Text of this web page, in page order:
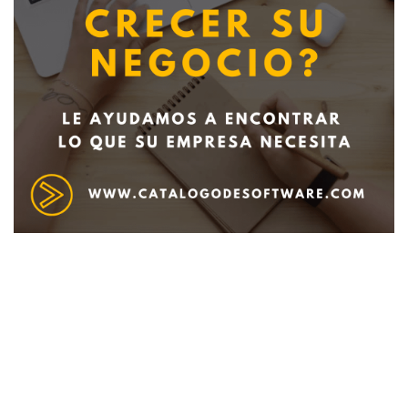
Deseo recibir información de otros Productos /
Servicios similares al solicitado